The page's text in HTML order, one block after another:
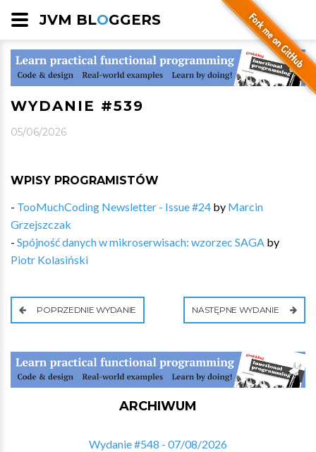
JVM BLOGGERS
WYDANIE #539
05/06/2026
WPISY PROGRAMISTÓW
- TooMuchCoding Newsletter - Issue #24 by Marcin
Grzejszczak
- Spójność danych w mikroserwisach: wzorzec SAGA by
Piotr Kolasiński
POPRZEDNIE WYDANIE NASTĘPNE WYDANIE
ARCHIWUM
Wydanie #548 - 07/08/2026